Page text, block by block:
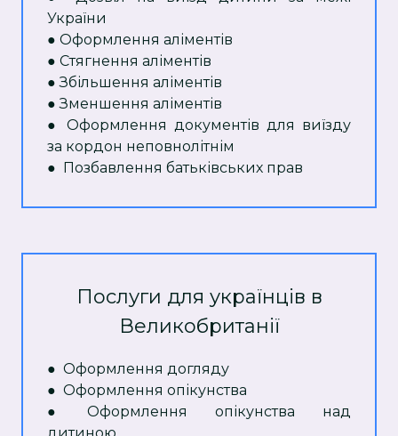
України
● Оформлення аліментів
● Стягнення аліментів
●Збільшення аліментів
●Зменшення аліментів
● Оформлення документів для виїзду
за кордон неповнолітнім
● Позбавлення батьківських прав
Послуги для українців в
Великобританії
● Оформлення догляду
● Оформлення опікунства
● Оформлення опікунства над